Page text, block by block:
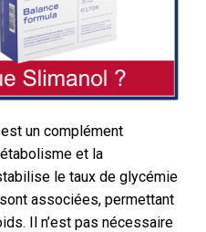
un complément
et la
le taux de glycémie
associées, permettant
Il n’est pas nécessaire